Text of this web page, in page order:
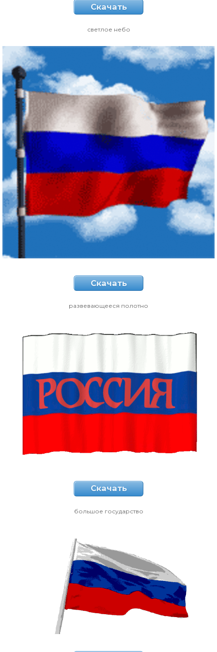
Скачать
светлое небо
Скачать
развевающееся полотно
Скачать
большое государство